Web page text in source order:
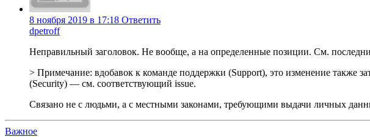
8 ноября 2019 в 17:18 Ответить
dpetroff
Неправильный заголовок. Не вообще, а на определенные позиции. См.
> Примечание: вдобавок к команде поддержки (Support), это изменение также
(Security) — см. соответствующий issue.
Связано не с людьми, а с местными законами, требующими выдачи личных
Важное